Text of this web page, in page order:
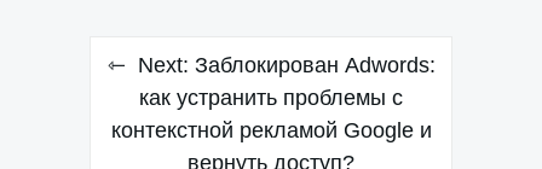
Навигация
записям
Next: Заблокирован Adwords:
как устранить проблемы с
контекстной рекламой Google и
вернуть доступ?